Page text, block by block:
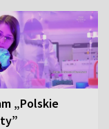
„Polskie